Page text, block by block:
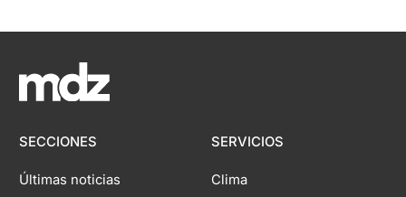
SECCIONES
Últimas noticias
SERVICIOS
Clima